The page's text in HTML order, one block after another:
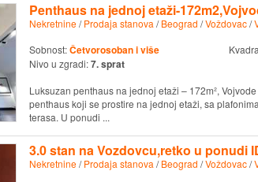
Penthaus na jednoj etaži-
Nekretnine/Prodaja stanova /Beograd /Voždovac/
Sobnost:Četvorosoban i više
Nivo u zgradi:7. sprat
Luksuzan penthaus na jednoj etaži – 172m²,
penthaus koji se prostire na jednoj etaži, sa
terasa. U ponudi ...
3.0 stan na Vozdovcu,retko u ponudi
Nekretnine/Prodaja stanova /Beograd /Voždovac/